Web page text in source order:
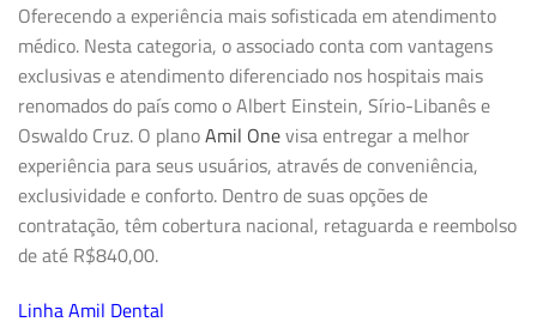
Oferecendo a experiência mais sofisticada em atendimento
médico. Nesta categoria, o associado conta com vantagens
exclusivas e atendimento diferenciado nos hospitais mais
renomados do país como o Albert Einstein, Sírio-Libanês e
Oswaldo Cruz. O planoAmil Onevisa entregar a melhor
experiência para seus usuários, através de conveniência,
exclusividade e conforto. Dentro de suas opções de
contratação, têm cobertura nacional, retaguarda e reembolso
de até R$840,00.
Linha Amil Dental